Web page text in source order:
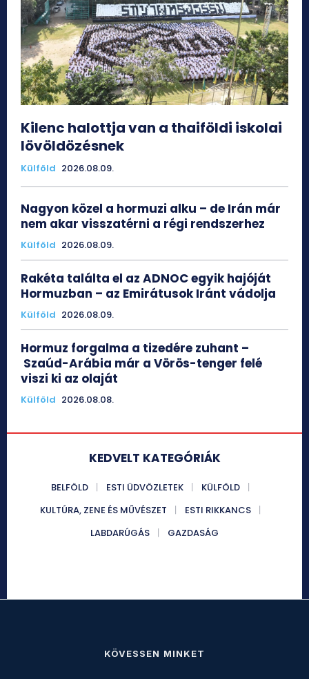
Kilenc halottja van a thaiföldi iskolai
lövöldözésnek
Külföld 2026.08.09.
Nagyon közel a hormuzi alku – de Irán már
nem akar visszatérni a régi rendszerhez
Külföld 2026.08.09.
Rakéta találta el az ADNOC egyik hajóját
Hormuzban – az Emirátusok Iránt vádolja
Külföld 2026.08.09.
Hormuz forgalma a tizedére zuhant –
Szaúd-Arábia már a Vörös-tenger felé
viszi ki az olaját
Külföld 2026.08.08.
KEDVELT KATEGÓRIÁK
BELFÖLD ESTI ÜDVÖZLETEK
KÜLFÖLD
KULTÚRA, ZENE ÉS MŰVÉSZET
ESTI RIKKANCS
LABDARÚGÁS
GAZDASÁG
KÖVESSEN MINKET